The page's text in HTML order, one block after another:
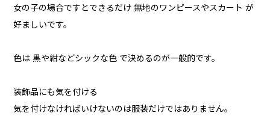
女の子の場合ですとできるだけ 無地のワンピースやスカート が
好ましいです。
色は 黒や紺などシックな色 で決めるのが一般的です。
装飾品にも気を付ける
気を付けなければいけないのは服装だけではありません。